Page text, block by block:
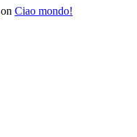
on Ciao mondo!